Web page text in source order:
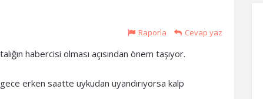
Raporla Cevap yaz
habercisi olması açısından önem taşıyor.
erken saatte uykudan uyandırıyorsa kalp